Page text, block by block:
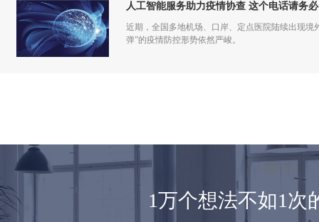
人工智能服务助力疫情协查 这个电话请务
近期，全国多地机场、口岸、定点医院陆续出现
弹”的疫情防控形势依然严峻。
1万个想法不如1次